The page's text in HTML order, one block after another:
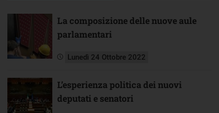
La composizione delle nuove aule
parlamentari
Lunedì 24 Ottobre 2022
L’esperienza politica dei nuovi
deputati e senatori